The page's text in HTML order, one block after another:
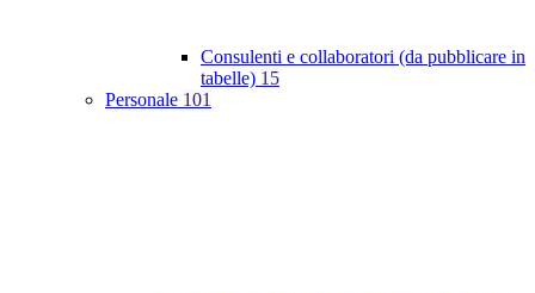
Consulenti e collaboratori (da pubblicare in
tabelle) 15
Personale 101